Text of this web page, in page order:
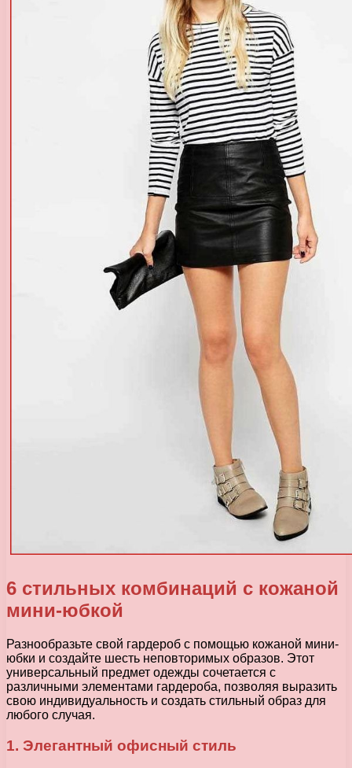
6 стильных комбинаций с кожаной
мини-юбкой
Разнообразьте свой гардероб с помощью кожаной мини-
юбки и создайте шесть неповторимых образов. Этот
универсальный предмет одежды сочетается с
различными элементами гардероба, позволяя выразить
свою индивидуальность и создать стильный образ для
любого случая.
1. Элегантный офисный стиль